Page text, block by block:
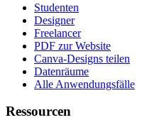
Studenten
Designer
Freelancer
PDF zur Website
Canva-Designs teilen
Datenräume
Alle Anwendungsfälle
Ressourcen